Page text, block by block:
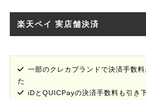
楽天ペイ 実店舗決済
一部のクレカブランドで決済手数
た
iDとQUICPayの決済手数料も引き